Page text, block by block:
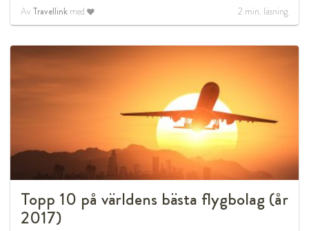
Av Travellink med 2 min. läsning
Topp 10 på världens bästa flygbolag (år
2017)